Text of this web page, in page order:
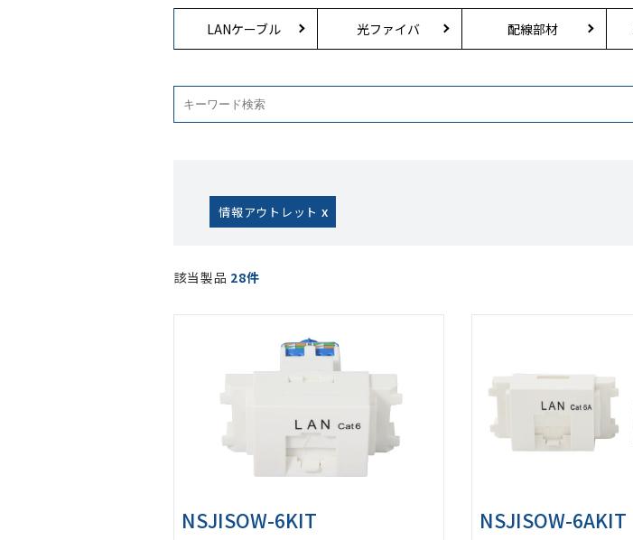
LANケーブル 光ファイバ 配線部材
情報アウトレット
該当製品 28件
NSJISOW-6KIT NSJISOW-6AKIT